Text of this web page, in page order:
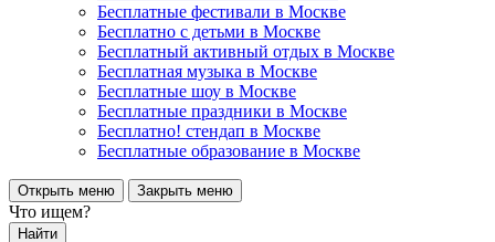
Бесплатные фестивали в Москве
Бесплатно с детьми в Москве
Бесплатный активный отдых в Москве
Бесплатная музыка в Москве
Бесплатные шоу в Москве
Бесплатные праздники в Москве
Бесплатно! стендап в Москве
Бесплатные образование в Москве
Открыть меню Закрыть меню
Что ищем?
Найти